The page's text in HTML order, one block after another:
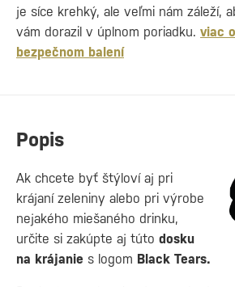
Popis
Ak chcete byť štýloví aj pri
krájaní zeleniny alebo pri výrobe
nejakého miešaného drinku,
určite si zakúpte aj túto dosku
na krájanie s logom Black Tears.
je síce krehký, ale veľmi nám záleží,
vám dorazil v úplnom poriadku. viac o
bezpečnom balení